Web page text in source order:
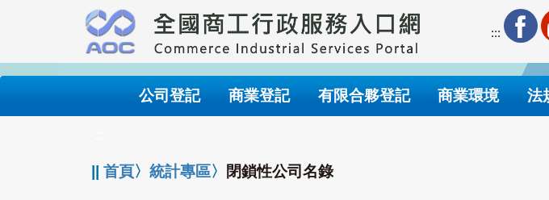
要
內
:::
公司登記 商業登記 有限合夥登記 商業環境 法
||首頁〉統計專區〉 閉鎖性公司名錄